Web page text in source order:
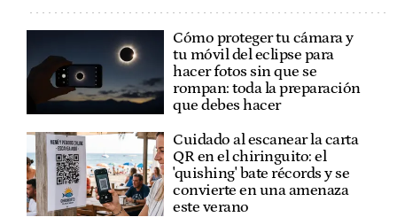
Cómo proteger tu cámara y
tu móvil del eclipse para
hacer fotos sin que se
rompan: toda la preparación
que debes hacer
Cuidado al escanear la carta
QR en el chiringuito: el
'quishing' bate récords y se
convierte en una amenaza
este verano